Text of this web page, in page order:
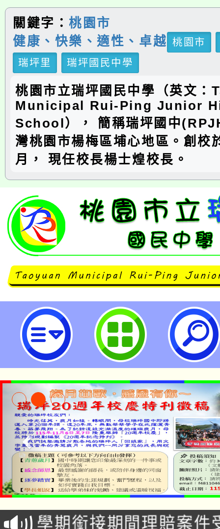
關鍵字：桃園市
健康、快樂、適性、卓越 桃園市
瑞坪里
瑞坪國民中學
桃園市立瑞坪國民中學（英文：
Municipal Rui-Ping Junior
School）， 簡稱瑞坪國中
灣桃園市楊梅區埔心地區。創校
月， 現任校長楊士煌校長。
neilrpjhstyc網站設計者：徐嘉
淨零綠生活教案入校路
會
115年食農教育專業人
程
學期銜接期間理賠案件